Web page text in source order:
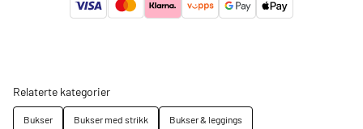
Relaterte kategorier
Bukser Bukser med strikk
Bukser & leggings